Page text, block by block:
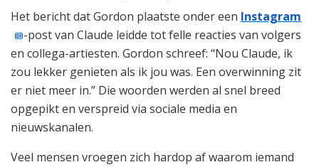
Het bericht dat Gordon plaatste onder een Instagram
-post van Claude leidde tot felle reacties van volgers
en collega-artiesten. Gordon schreef: “Nou Claude, ik
zou lekker genieten als ik jou was. Een overwinning zit
er niet meer in.” Die woorden werden al snel breed
opgepikt en verspreid via sociale media en
nieuwskanalen.
Veel mensen vroegen zich hardop af waarom iemand